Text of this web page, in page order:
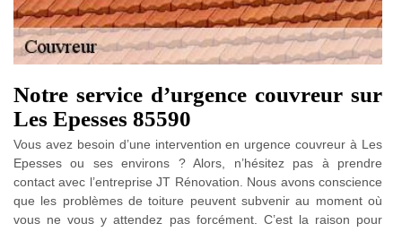
Notre service d’urgence couvreur sur
Les Epesses 85590
Vous avez besoin d’une intervention en urgence couvreur à Les
Epesses ou ses environs ? Alors, n’hésitez pas à prendre
contact avec l’entreprise JT Rénovation. Nous avons conscience
que les problèmes de toiture peuvent subvenir au moment où
vous ne vous y attendez pas forcément. C’est la raison pour